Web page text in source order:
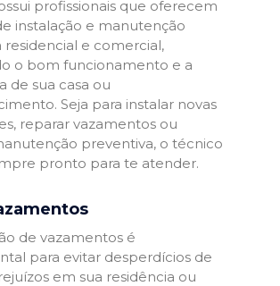
profissionais que oferecem
instalação e manutenção
residencial e comercial,
o bom funcionamento e a
de sua casa ou
Seja para instalar novas
reparar vazamentos ou
preventiva, o técnico
pronto para te atender.
de vazamentos é
para evitar desperdícios de
em sua residência ou